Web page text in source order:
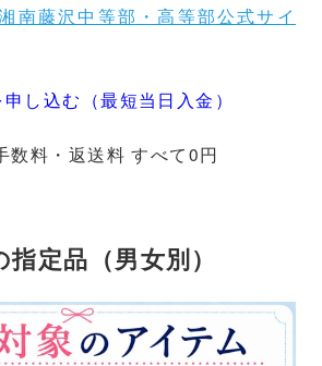
南藤沢中等部・高等部公式サイ
し込む（最短当日入金）
数料・返送料 すべて0円
定品（男女別）